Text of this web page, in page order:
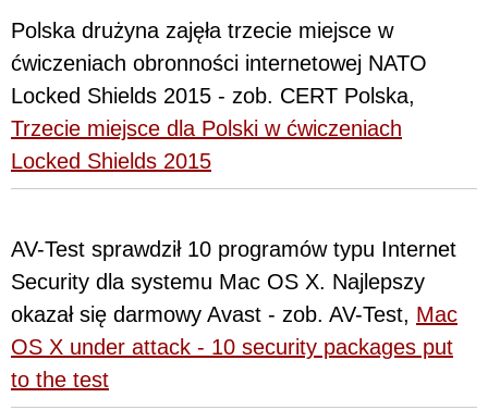
Polska drużyna zajęła trzecie miejsce w
ćwiczeniach obronności internetowej NATO
Locked Shields 2015 - zob. CERT Polska,
Trzecie miejsce dla Polski w ćwiczeniach
Locked Shields 2015
AV-Test sprawdził 10 programów typu Internet
Security dla systemu Mac OS X. Najlepszy
okazał się darmowy Avast - zob. AV-Test, Mac
OS X under attack - 10 security packages put
to the test